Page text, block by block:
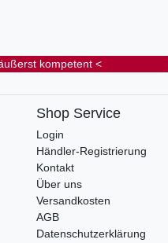
kompetent <
Shop Service
Login
Händler-Registrierung
Kontakt
Über uns
Versandkosten
AGB
Datenschutzerklärung